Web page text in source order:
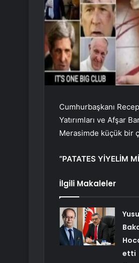
Cumhurbaşkanı
Yatırımları ve Afşar
Merasimde küçük bir
“PATATES YİYELİM
İlgili Makaleler
etti